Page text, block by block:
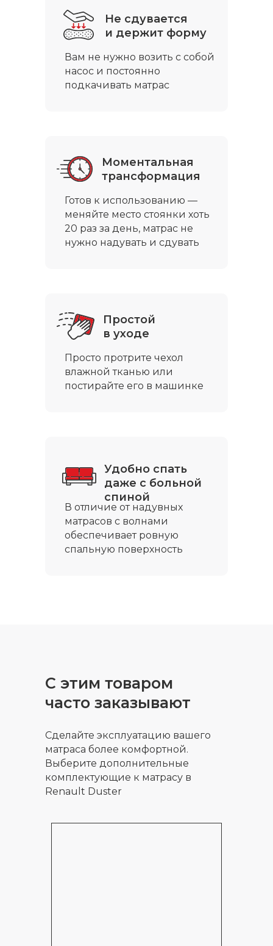
Деловые Линии, Энергия,
GTD, Почтой России
стоимость доставки
в ваш регион
Не сдувается
и держит форму
Вам не нужно возить с собой
насос и постоянно
подкачивать матрас
Моментальная
трансформация
Готов к использованию —
меняйте место стоянки хоть
20 раз за день, матрас не
нужно надувать и сдувать
Простой
в уходе
Просто протрите чехол
влажной тканью или
постирайте его в машинке
Удобно спать
даже с больной
спиной
В отличие от надувных
матрасов с волнами
обеспечивает ровную
спальную поверхность
С этим товаром
часто заказывают
Сделайте эксплуатацию вашего
матраса более комфортной.
Выберите дополнительные
комплектующие к матрасу в
Renault Duster